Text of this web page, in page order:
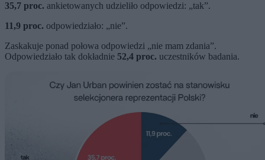
35,7 proc. ankietowanych udzieliło odpowiedzi: „tak”.
11,9 proc. odpowiedziało: „nie”.
Zaskakuje ponad połowa odpowiedzi „nie mam zdania”.
Odpowiedziało tak dokładnie 52,4 proc. uczestników badania.